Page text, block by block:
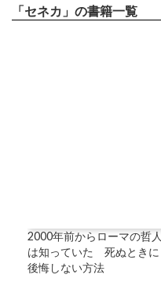
「セネカ」の書籍一覧
2000年前からローマの哲人
は知っていた 死ぬときに
後悔しない方法